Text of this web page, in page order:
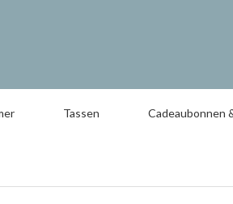
Tassen Cadeaubonnen